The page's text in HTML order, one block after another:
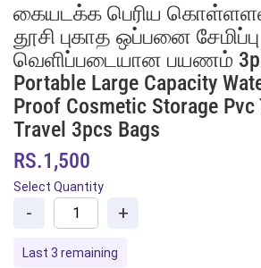
கையடக்க பெரிய கொள்ளளவு
தூசி புகாத ஒப்பனை
வெளிப்படையான பயணம்
Portable Large Capacity
Proof Cosmetic Storage Pvc
Travel 3pcs Bags
RS.1,500
Select Quantity
- +
Last 3 remaining